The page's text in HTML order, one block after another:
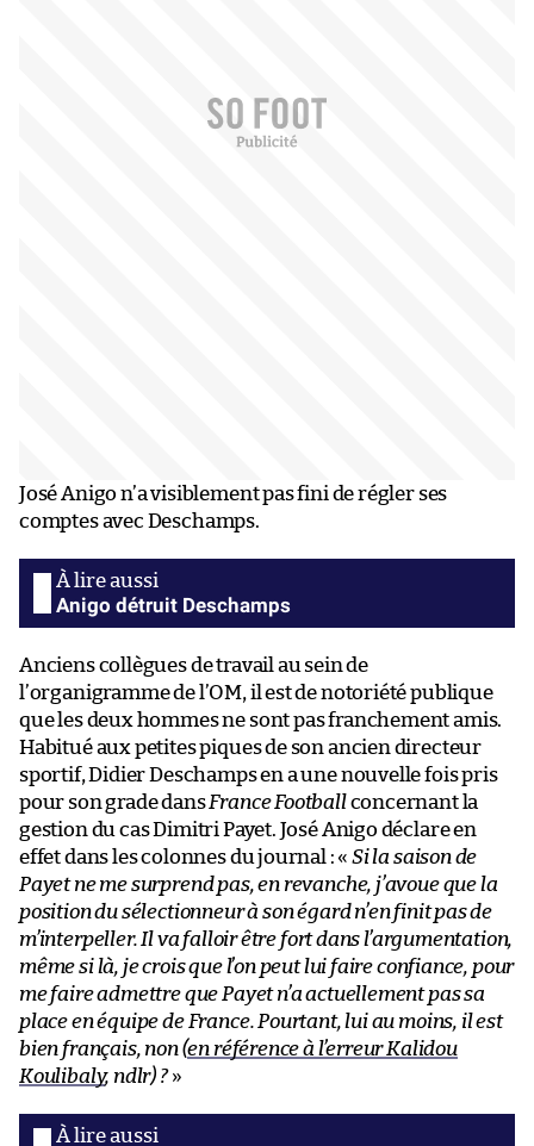
José Anigo n’a visiblement pas fini de régler ses
comptes avec Deschamps.
Anigo détruit Deschamps
Anciens collègues de travail au sein de
l’organigramme de l’OM, il est de notoriété publique
que les deux hommes ne sont pas franchement amis.
Habitué aux petites piques de son ancien directeur
sportif, Didier Deschamps en a une nouvelle fois pris
pour son grade dansFrance Footballconcernant la
gestion du cas Dimitri Payet. José Anigo déclare en
effet dans les colonnes du journal : « Si la saison de
Payet ne me surprend pas, en revanche, j’avoue que la
position du sélectionneur à son égard n’en finit pas de
m’interpeller. Il va falloir être fort dans l’argumentation,
même si là, je crois que l’on peut lui faire confiance, pour
me faire admettre que Payet n’a actuellement pas sa
place en équipe de France. Pourtant, lui au moins, il est
bien français, non (en référence à l’erreur Kalidou
Koulibaly, ndlr) ?»